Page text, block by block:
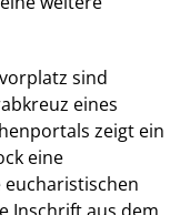
sind
eines
zeigt ein
eine
eucharistischen